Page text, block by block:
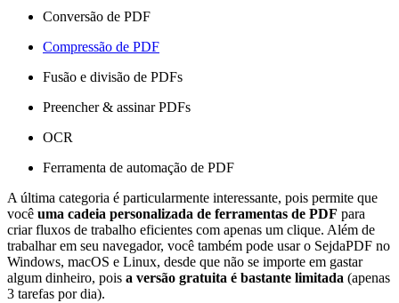
Conversão de PDF
Compressão de PDF
Fusão e divisão de PDFs
Preencher & assinar PDFs
OCR
Ferramenta de automação de PDF
A última categoria é particularmente interessante, pois permite que
você uma cadeia personalizada de ferramentas de PDF para
criar fluxos de trabalho eficientes com apenas um clique. Além de
trabalhar em seu navegador, você também pode usar o SejdaPDF no
Windows, macOS e Linux, desde que não se importe em gastar
algum dinheiro, pois a versão gratuita é bastante limitada (apenas
3 tarefas por dia).